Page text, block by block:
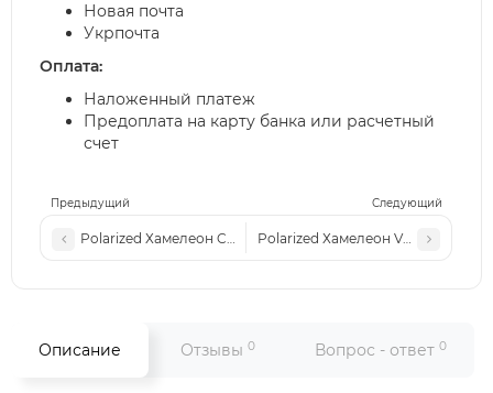
Предыдущий Следующий
Polarized Хамелеон Chl XP031 c2Polarized Хамелеон VR XP030 c6
Новая почта
Укрпочта
Оплата:
Наложенный платеж
Предоплата на карту банка или расчетный
счет
Описание Отзывы 0 Вопрос - ответ 0